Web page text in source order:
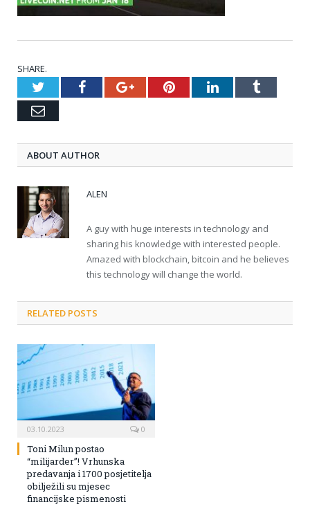
SHARE.
TwitterFacebookGoogle+PinterestLinkedInTumblr
Email
ABOUT AUTHOR
ALEN
A guy with huge interests in technology and
sharing his knowledge with interested people.
Amazed with blockchain, bitcoin and he believes
this technology will change the world.
RELATED POSTS
03.10.2023 0
Toni Milun postao
“milijarder”! Vrhunska
predavanja i 1700 posjetitelja
obilježili su mjesec
financijske pismenosti